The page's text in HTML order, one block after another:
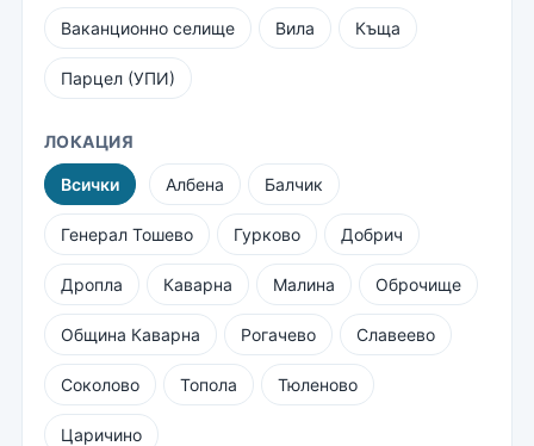
Ваканционно селище Вила Къща
Парцел (УПИ)
ЛОКАЦИЯ
Всички Албена Балчик
Генерал Тошево Гурково Добрич
Дропла Каварна Малина Оброчище
Община Каварна Рогачево Славеево
Соколово Топола Тюленово
Царичино